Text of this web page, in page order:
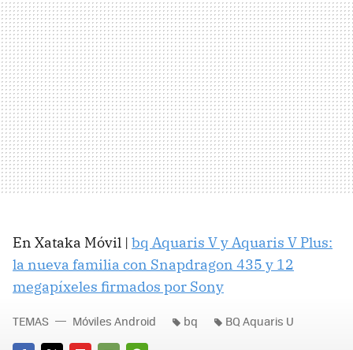
En Xataka Móvil | bq Aquaris V y Aquaris V Plus:
la nueva familia con Snapdragon 435 y 12
megapíxeles firmados por Sony
TEMAS Móviles Android bq BQ Aquaris U